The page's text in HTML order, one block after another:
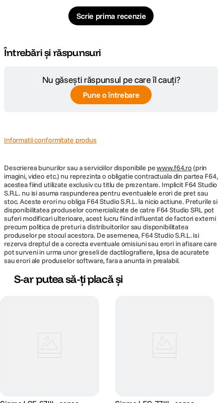
Scrie prima recenzie
Întrebări și răspunsuri
Nu găsești răspunsul pe care îl cauți?
Pune o întrebare
Informatii conformitate produs
Descrierea bunurilor sau a serviciilor disponibile pewww.f64.ro(prin
imagini, video etc.) nu reprezinta o obligatie contractuala din partea F64,
acestea fiind utilizate exclusiv cu titlu de prezentare. Implicit F64 Studio
S.R.L. nu isi asuma raspunderea pentru eventualele erori de pret sau
stoc. Aceste erori nu obliga F64 Studio S.R.L. la nicio actiune. Preturile si
disponibilitatea produselor comercializate de catre F64 Studio SRL pot
suferi modificari ulterioare, acest lucru fiind influentat de factori externi
precum politica de preturi a distribuitorilor sau disponibilitatea
produselor pe stocul acestora. De asemenea, F64 Studio S.R.L. isi
rezerva dreptul de a corecta eventuale omisiuni sau erori in afisare care
pot surveni in urma unor greseli de dactilografiere, lipsa de acuratete
sau erori ale produselor software, fara a anunta in prealabil.
S-ar putea să-ți placă și